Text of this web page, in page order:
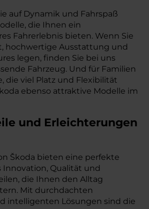
auf Dynamik und Fahrspaß
die Ihnen ein
Fahrerlebnis bieten. Wenn Sie
hochwertige Ausstattung und
legen, finden Sie bei uns
Fahrzeug. Und für Familien
die viel Platz und Flexibilität
ebenso attraktive Modelle im
und Erleichterungen
Škoda bieten eine perfekte
Innovation, Qualität und
die Ihnen den Alltag
Mit durchdachten
intelligenten Lösungen sind die